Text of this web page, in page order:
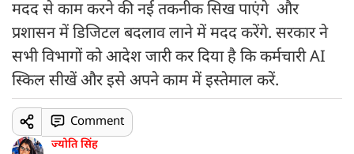
मदद से काम करने की नई तकनीक सिख पाएंगे और
प्रशासन में डिजिटल बदलाव लाने में मदद करेंगे. सरकार ने
सभी विभागों को आदेश जारी कर दिया है कि कर्मचारी AI
स्किल सीखें और इसे अपने काम में इस्तेमाल करें.
ज्योति सिंह
Comment